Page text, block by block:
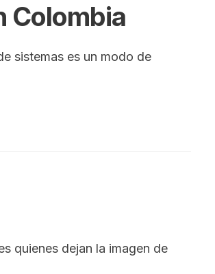
Colombia
sistemas es un modo de
quienes dejan la imagen de